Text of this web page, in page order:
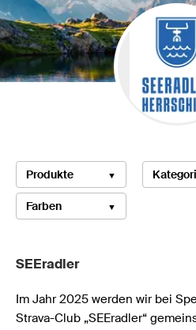
Produkte
Farben
SEEradler
Im Jahr 2025 werden wir bei
Strava-Club „SEEradler“